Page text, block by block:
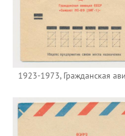
1923-1973, Гражданская